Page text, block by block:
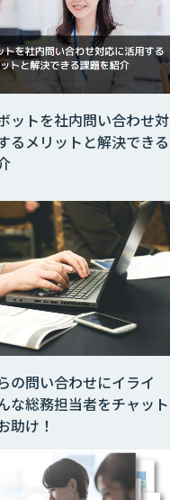
の問い合わせにイライ
な総務担当者をチャット
助け！
ットを社内問い合わせ対
るメリットと解決できる